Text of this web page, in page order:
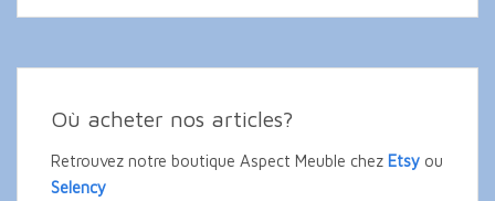
Où acheter nos articles?
Retrouvez notre boutique Aspect Meuble chez Etsy ou
Selency